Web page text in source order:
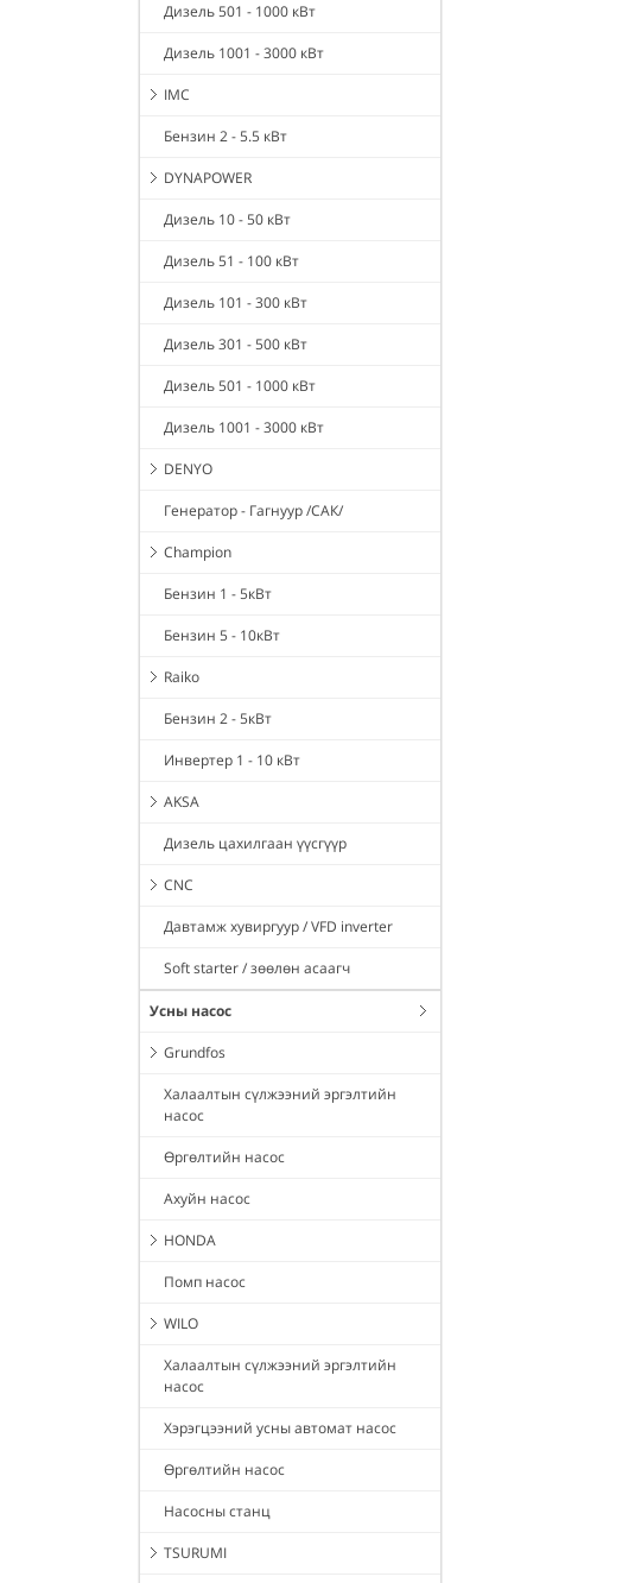
Дизель 501 - 1000 кВт
Дизель 1001 - 3000 кВт
IMC
Бензин 2 - 5.5 кВт
DYNAPOWER
Дизель 10 - 50 кВт
Дизель 51 - 100 кВт
Дизель 101 - 300 кВт
Дизель 301 - 500 кВт
Дизель 501 - 1000 кВт
Дизель 1001 - 3000 кВт
DENYO
Генератор - Гагнуур /САК/
Champion
Бензин 1 - 5кВт
Бензин 5 - 10кВт
Raiko
Бензин 2 - 5кВт
Инвертер 1 - 10 кВт
AKSA
Дизель цахилгаан үүсгүүр
CNC
Давтамж хувиргуур / VFD inverter
Soft starter / зөөлөн асаагч
Усны насос
Grundfos
Халаалтын сүлжээний эргэлтийн
насос
Өргөлтийн насос
Ахуйн насос
HONDA
Помп насос
WILO
Халаалтын сүлжээний эргэлтийн
насос
Хэрэгцээний усны автомат насос
Өргөлтийн насос
Насосны станц
TSURUMI